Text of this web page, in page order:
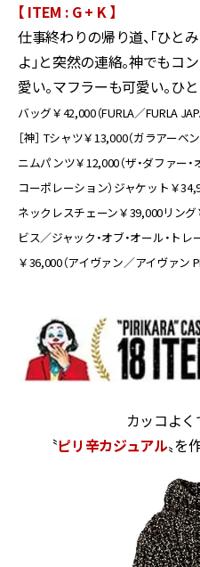
【 ITEM : G + K 】
仕事終わりの帰り道、「ひと
よ」と突然の連絡。神でもコ
愛い。マフラーも可愛い。ひ
バッグ￥42,000（FURLA／FURLA
［神］ Tシャツ￥13,000（ガラアー
ニムパンツ￥12,000（ザ・ダファー
コーポレーション）ジャケット￥
ネックレスチェーン￥39,000リン
ビス／ジャック・オブ・オール・ト
￥36,000（アイヴァン／アイヴァン
カッコよく
〝ピリ辛カジュアル〟を